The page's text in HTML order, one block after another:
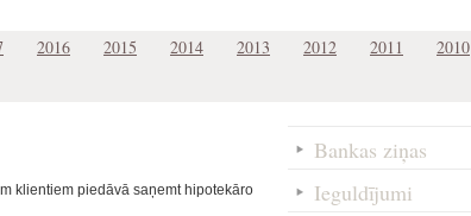
2016 2015 2014 2013 2012 2011 2010
klientiem piedāvā saņemt hipotekāro
Bankas ziņas
Ieguldījumi